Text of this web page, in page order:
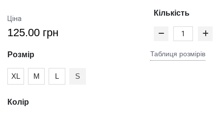
Ціна
125.00 грн
Кількість
Розмір Таблиця розмірів
XL М L S
Колір